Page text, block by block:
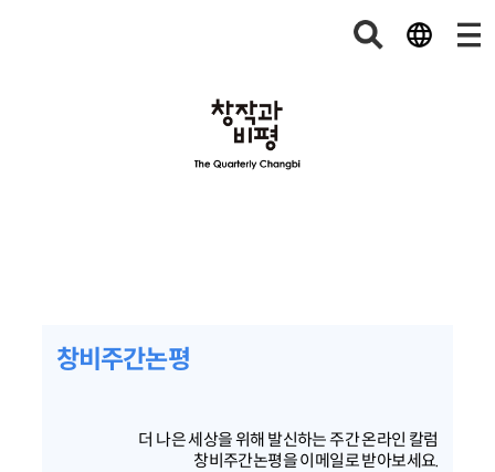
창비주간논평
더 나은 세상을 위해 발신하는 주간 온라인 칼럼
창비주간논평을 이메일로 받아보세요.